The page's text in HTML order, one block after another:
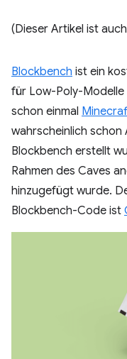
(Dieser Artikel ist
Blockbench ist ein
für Low-Poly-Modelle
schon einmal
wahrscheinlich schon
Blockbench erstellt
Rahmen des Caves
hinzugefügt wurde.
Blockbench-Code ist